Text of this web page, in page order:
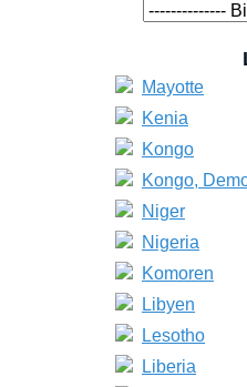
Mayotte
Kenia
Kongo
Kongo,
Niger
Nigeria
Komoren
Libyen
Lesotho
Liberia